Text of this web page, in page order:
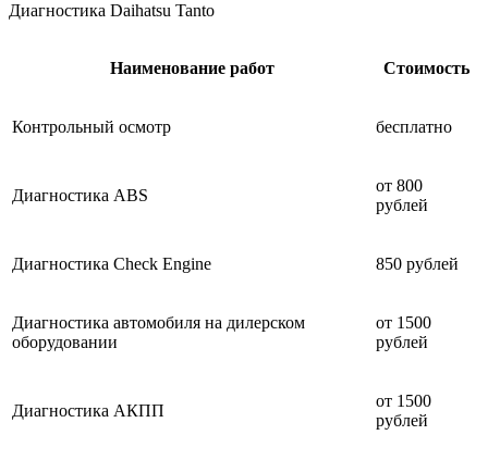
Диагностика Daihatsu Tanto
Наименование работ Стоимость
Контрольный осмотр бесплатно
Диагностика ABS
от 800
рублей
Диагностика Check Engine 850 рублей
Диагностика автомобиля на дилерском
оборудовании
от 1500
рублей
Диагностика АКПП
от 1500
рублей